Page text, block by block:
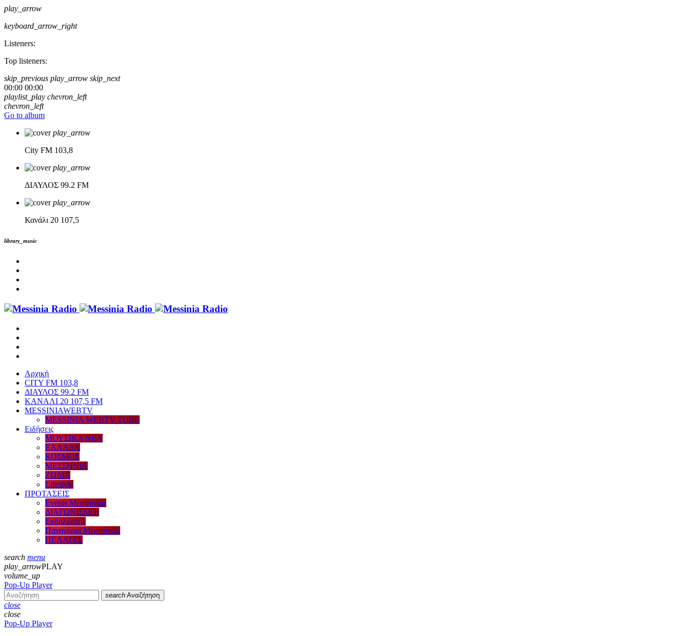
play_arrow
keyboard_arrow_right
Listeners:
Top listeners:
skip_previous play_arrow skip_next
00:00 00:00
playlist_play chevron_left
chevron_left
Go to album
play_arrow
City FM 103,8
play_arrow
ΔΙΑΥΛΟΣ 99.2 FM
play_arrow
Κανάλι 20 107,5
library_music
Αρχική
CITY FM 103,8
ΔΙΑΥΛΟΣ 99.2 FM
ΚΑΝΑΛΙ 20 107,5 FM
MESSINIAWEBTV
MESSINIA WEBTV TUBE
Eιδήσεις
ΜΟΥΣΙΚΑ ΝΕΑ
ΕΛΛΑΔΑ
ΚΟΣΜΟΣ
ΜΕΣΣΗΝΙΑ
ΖΩΔΙΑ
Lifestyle
ΠΡΟΤΑΣΕΙΣ
Events Μεσσηνίας
ΔΙΑΓΩΝΙΣΜΟΙ
Εκδηλώσεις
Πανηγύρια Μεσσηνίας
ΠΕΛΑΤΕΣ
search menu
play_arrowPLAY
volume_up
Pop-Up Player
search Αναζήτηση
close
close
Pop-Up Player